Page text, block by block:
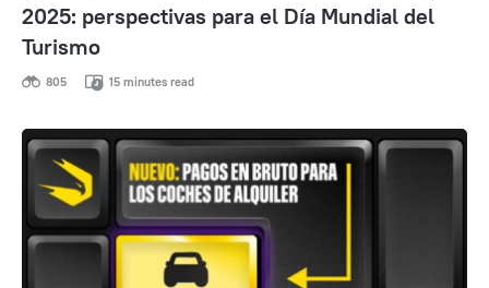
2025: perspectivas para el Día Mundial del
Turismo
805 15 minutes read